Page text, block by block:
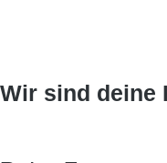
Wir sind deine